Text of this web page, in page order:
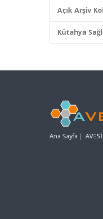
Açık Arşiv
Kütahya
Ana Sayfa |